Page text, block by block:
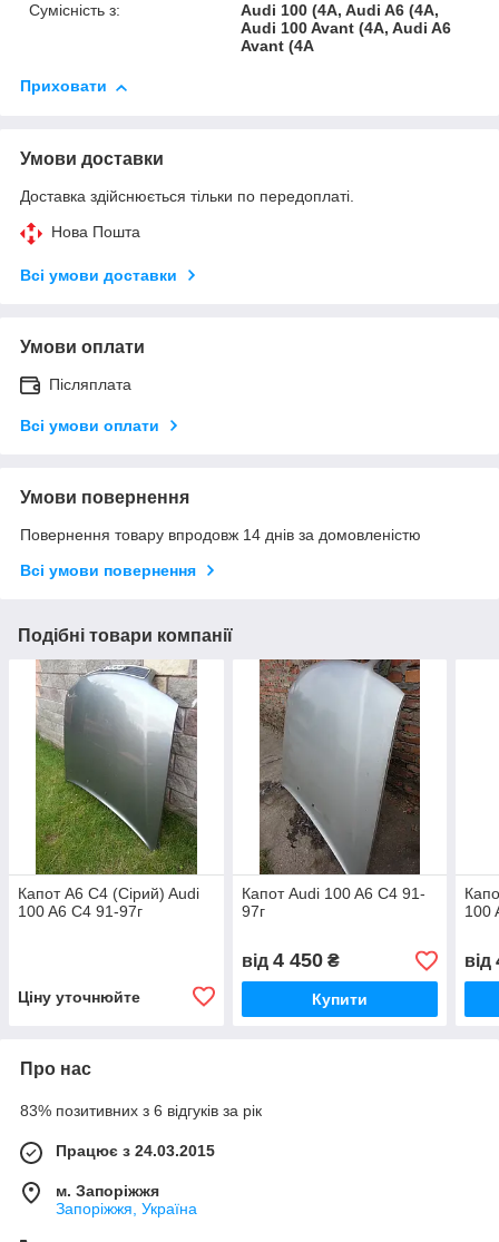
Сумісність з:
Audi 100 (4A, Audi A6 (4A,
Audi 100 Avant (4A, Audi A6
Avant (4A
Приховати
Умови доставки
Доставка здійснюється тільки по передоплаті.
Нова Пошта
Всі умови доставки
Умови оплати
Післяплата
Всі умови оплати
Умови повернення
Повернення товару впродовж 14 днів за домовленістю
Всі умови повернення
Подібні товари компанії
Капот A6 C4 (Сірий) Audi
100 A6 C4 91-97г
Ціну уточнюйте
Капот Audi 100 A6 C4 91-
97г
від 4 450₴
Купити
100
від
Про нас
83% позитивних з 6 відгуків за рік
Працює з 24.03.2015
м. Запоріжжя
Запоріжжя, Україна